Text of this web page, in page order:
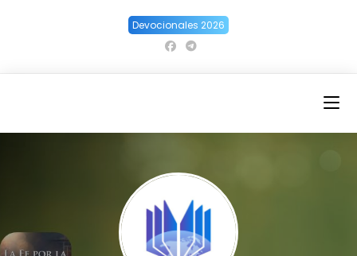
Devocionales 2026